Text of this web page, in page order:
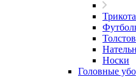
Носки
Головные